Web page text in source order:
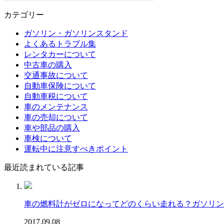
カテゴリー
ガソリン・ガソリンスタンド
よくあるトラブル集
レンタカーについて
中古車の購入
交通事故について
自動車保険について
自動車税について
車のメンテナンス
車の売却について
車や部品の購入
車検について
運転中に注意すべきポイント
最近読まれている記事
車の燃料計がゼロになってどのくらい走れる？ガソリ
2017.09.08